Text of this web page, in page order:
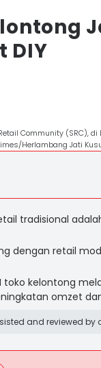
DIY
Community (SRC),
Herlambang Jati
tradisional
dengan retail
toko kelontong
omzet
and reviewed by